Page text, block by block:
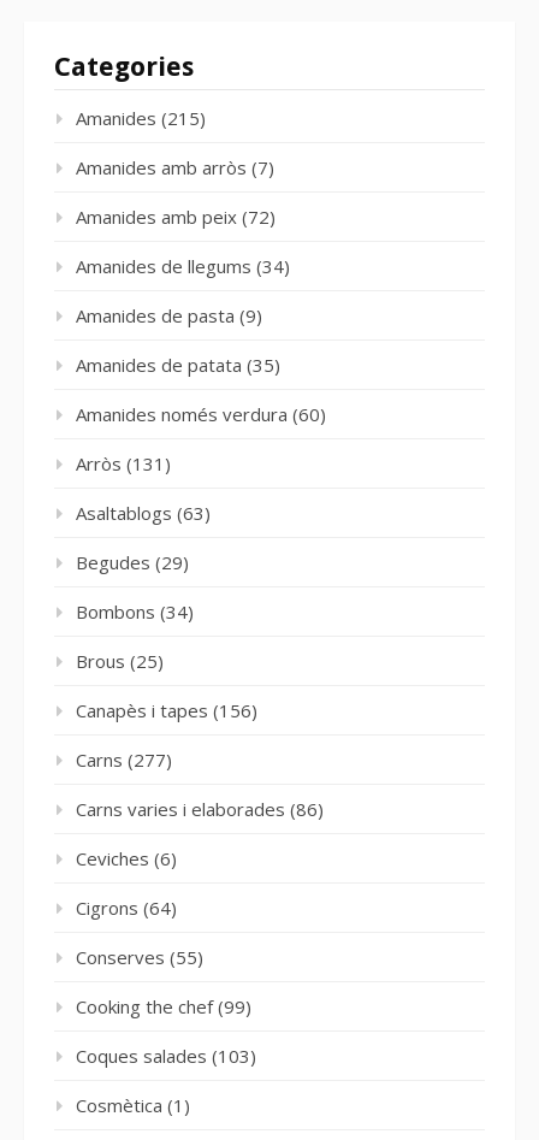
Categories
Amanides (215)
Amanides amb arròs (7)
Amanides amb peix (72)
Amanides de llegums (34)
Amanides de pasta (9)
Amanides de patata (35)
Amanides només verdura (60)
Arròs (131)
Asaltablogs (63)
Begudes (29)
Bombons (34)
Brous (25)
Canapès i tapes (156)
Carns (277)
Carns varies i elaborades (86)
Ceviches (6)
Cigrons (64)
Conserves (55)
Cooking the chef(99)
Coques salades (103)
Cosmètica (1)